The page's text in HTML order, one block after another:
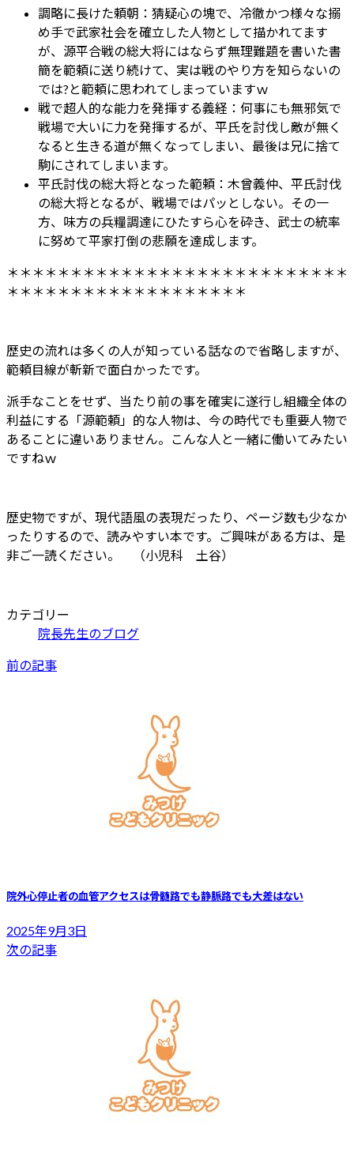
調略に長けた頼朝：猜疑心の塊で、冷徹かつ様々な搦
め手で武家社会を確立した人物として描かれてます
が、源平合戦の総大将にはならず無理難題を書いた書
簡を範頼に送り続けて、実は戦のやり方を知らないの
では?と範頼に思われてしまっていますｗ
戦で超人的な能力を発揮する義経：何事にも無邪気で
戦場で大いに力を発揮するが、平氏を討伐し敵が無く
なると生きる道が無くなってしまい、最後は兄に捨て
駒にされてしまいます。
平氏討伐の総大将となった範頼：木曾義仲、平氏討伐
の総大将となるが、戦場ではパッとしない。その一
方、味方の兵糧調達にひたすら心を砕き、武士の統率
に努めて平家打倒の悲願を達成します。
＊＊＊＊＊＊＊＊＊＊＊＊＊＊＊＊＊＊＊＊＊＊＊＊＊＊＊
＊＊＊＊＊＊＊＊＊＊＊＊＊＊＊＊＊＊＊
歴史の流れは多くの人が知っている話なので省略しますが、
範頼目線が斬新で面白かったです。
派手なことをせず、当たり前の事を確実に遂行し組織全体の
利益にする「源範頼」的な人物は、今の時代でも重要人物で
あることに違いありません。こんな人と一緒に働いてみたい
ですねｗ
歴史物ですが、現代語風の表現だったり、ページ数も少なか
ったりするので、読みやすい本です。ご興味がある方は、是
非ご一読ください。 （小児科 土谷）
カテゴリー
院長先生のブログ
前の記事
院外心停止者の血管アクセスは骨髄路でも静脈路でも大差はない
2025年9月3日
次の記事